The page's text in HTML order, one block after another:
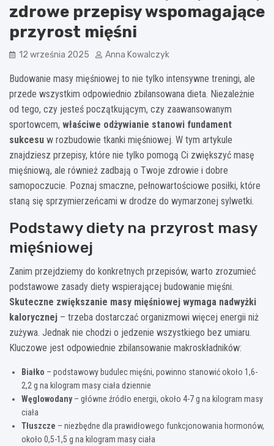
zdrowe przepisy wspomagające
przyrost mięśni
12 września 2025 Anna Kowalczyk
Budowanie masy mięśniowej to nie tylko intensywne treningi, ale
przede wszystkim odpowiednio zbilansowana dieta. Niezależnie
od tego, czy jesteś początkującym, czy zaawansowanym
sportowcem, właściwe odżywianie stanowi fundament
sukcesu w rozbudowie tkanki mięśniowej. W tym artykule
znajdziesz przepisy, które nie tylko pomogą Ci zwiększyć masę
mięśniową, ale również zadbają o Twoje zdrowie i dobre
samopoczucie. Poznaj smaczne, pełnowartościowe posiłki, które
staną się sprzymierzeńcami w drodze do wymarzonej sylwetki.
Podstawy diety na przyrost masy
mięśniowej
Zanim przejdziemy do konkretnych przepisów, warto zrozumieć
podstawowe zasady diety wspierającej budowanie mięśni.
Skuteczne zwiększanie masy mięśniowej wymaga nadwyżki
kalorycznej – trzeba dostarczać organizmowi więcej energii niż
zużywa. Jednak nie chodzi o jedzenie wszystkiego bez umiaru.
Kluczowe jest odpowiednie zbilansowanie makroskładników:
Białko – podstawowy budulec mięśni, powinno stanowić około 1,6-
2,2 g na kilogram masy ciała dziennie
Węglowodany– główne źródło energii, około 4-7 g na kilogram masy
ciała
Tłuszcze – niezbędne dla prawidłowego funkcjonowania hormonów,
około 0,5-1,5 g na kilogram masy ciała